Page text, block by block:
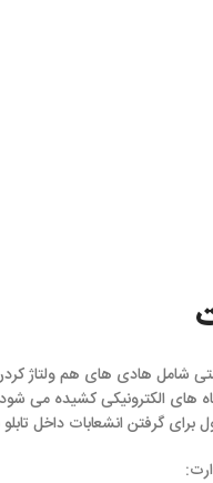
هادی های هم ولتاژ کردن
برای گرفتن انشعابات داخل